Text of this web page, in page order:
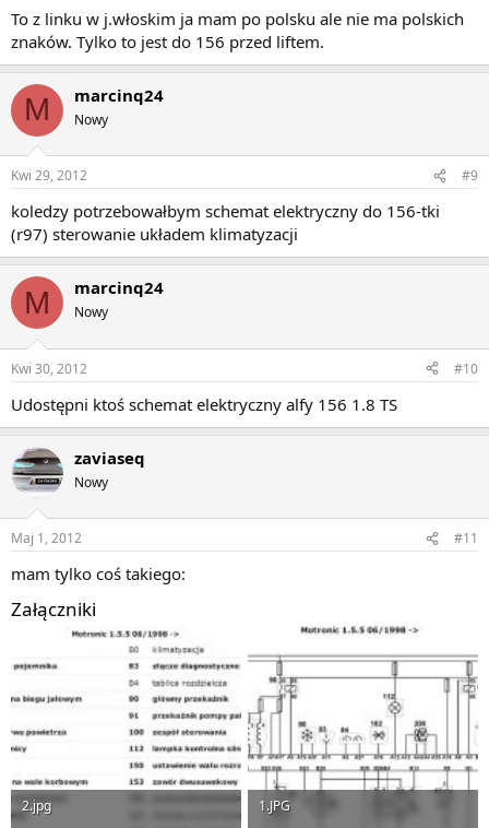
To z linku w j.włoskim ja mam po polsku ale nie ma polskich
znaków. Tylko to jest do 156 przed liftem.
M marcinq24
Nowy
Kwi 29, 2012 #9
koledzy potrzebowałbym schemat elektryczny do 156-tki
(r97) sterowanie układem klimatyzacji
M marcinq24
Nowy
Kwi 30, 2012 #10
Udostępni ktoś schemat elektryczny alfy 156 1.8 TS
zaviaseq
Nowy
Maj 1, 2012 #11
mam tylko coś takiego:
Załączniki
2.jpg
1.JPG